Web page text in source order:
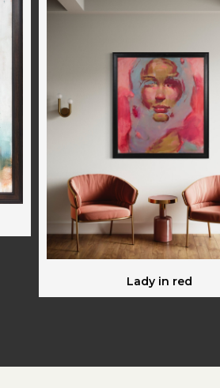
Lady in red